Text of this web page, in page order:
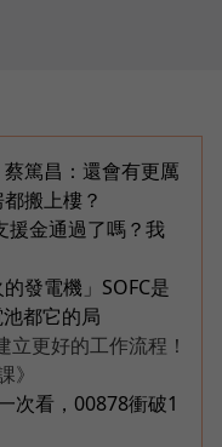
篤昌：還會有更厲
搬上樓？
援金通過了嗎？我
發電機」SOFC是
都它的局
更好的工作流程！
》
次看，00878衝破1